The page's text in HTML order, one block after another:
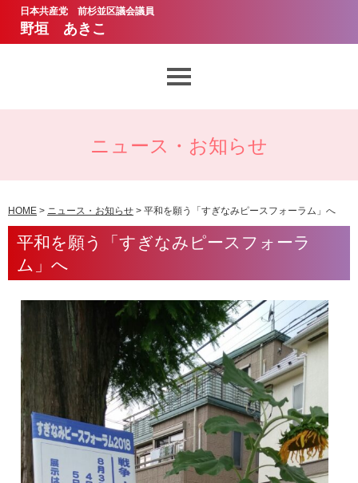
日本共産党 前杉並区議会議員
野垣 あきこ
野垣あきこのお約束
サポーター・ボランティア
ニュース・お知らせ
HOME > ニュース・お知らせ > 平和を願う「すぎなみピースフォーラム」へ
平和を願う「すぎなみピースフォーラ
ム」へ